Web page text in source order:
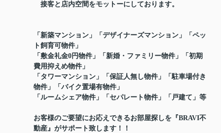
接客と店内空間をモットーにしております。
「新築マンション」「デザイナーズマンション」「ペッ
ト飼育可物件」
「敷金礼金0円物件」「新婚・ファミリー物件」「初期
費用抑えめ物件」
「タワーマンション」「保証人無し物件」「駐車場付き
物件」「バイク置場有物件」
「ルームシェア物件」「セパレート物件」「戸建て」等
お客様のご要望にお応えできるお部屋探しを『BRAVI不
動産』がサポート致します！！